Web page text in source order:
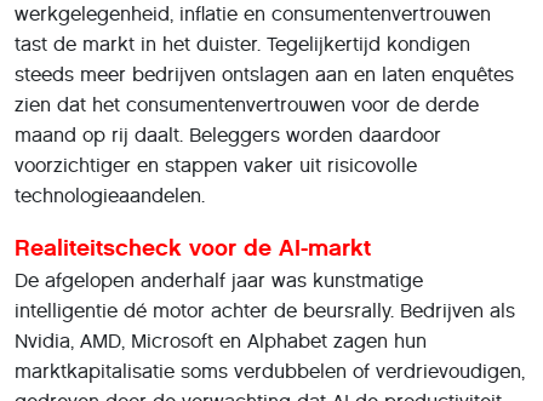
werkgelegenheid, inflatie en consumentenvertrouwen
tast de markt in het duister. Tegelijkertijd kondigen
steeds meer bedrijven ontslagen aan en laten enquêtes
zien dat het consumentenvertrouwen voor de derde
maand op rij daalt. Beleggers worden daardoor
voorzichtiger en stappen vaker uit risicovolle
technologieaandelen.
Realiteitscheck voor de AI-markt
De afgelopen anderhalf jaar was kunstmatige
intelligentie dé motor achter de beursrally. Bedrijven als
Nvidia, AMD, Microsoft en Alphabet zagen hun
marktkapitalisatie soms verdubbelen of verdrievoudigen,